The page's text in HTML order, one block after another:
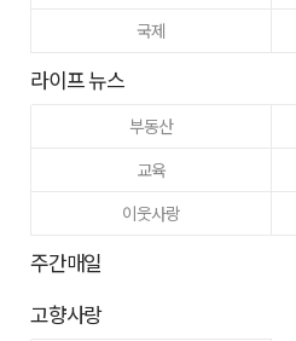
국제
라이프 뉴스
부동산
교육
이웃사랑
주간매일
고향사랑